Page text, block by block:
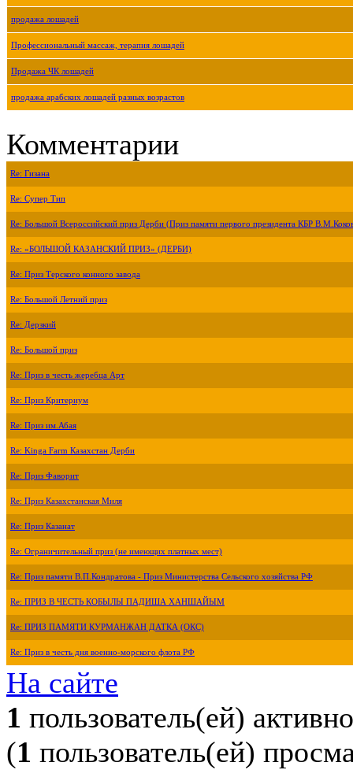
продажа лошадей
Профессиональный массаж, терапия лошадей
Продажа ЧК лошадей
продажа арабских лошадей разных возрастов
Комментарии
Re: Гизана
Re: Супер Тип
Re: Большой Всероссийский приз Дерби (Приз памяти первого президента КБР
Re: «БОЛЬШОЙ КАЗАНСКИЙ ПРИЗ» (ДЕРБИ)
Re: Приз Терского конного завода
Re: Большой Летний приз
Re: Дерзкий
Re: Большой приз
Re: Приз в честь жеребца Арт
Re: Приз Критериум
Re: Приз им.Абая
Re: Kinga Farm Казахстан Дерби
Re: Приз Фаворит
Re: Приз Казахстанская Миля
Re: Приз Казанат
Re: Ограничительный приз (не имеющих платных мест)
Re: Приз памяти В.П.Кондратова - Приз Министерства Сельского хозяйства РФ
Re: ПРИЗ В ЧЕСТЬ КОБЫЛЫ ПАДИША ХАНШАЙЫМ
Re: ПРИЗ ПАМЯТИ КУРМАНЖАН ДАТКА (ОКС)
Re: Приз в честь дня военно-морского флота РФ
На сайте
1 пользователь(ей) активно
(1 пользователь(ей)